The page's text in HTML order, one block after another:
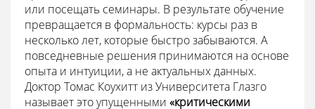
или посещать семинары. В результате обучение
превращается в формальность: курсы раз в
несколько лет, которые быстро забываются. А
повседневные решения принимаются на основе
опыта и интуиции, а не актуальных данных.
Доктор Томас Коухитт из Университета Глазго
называет это упущенными «критическими